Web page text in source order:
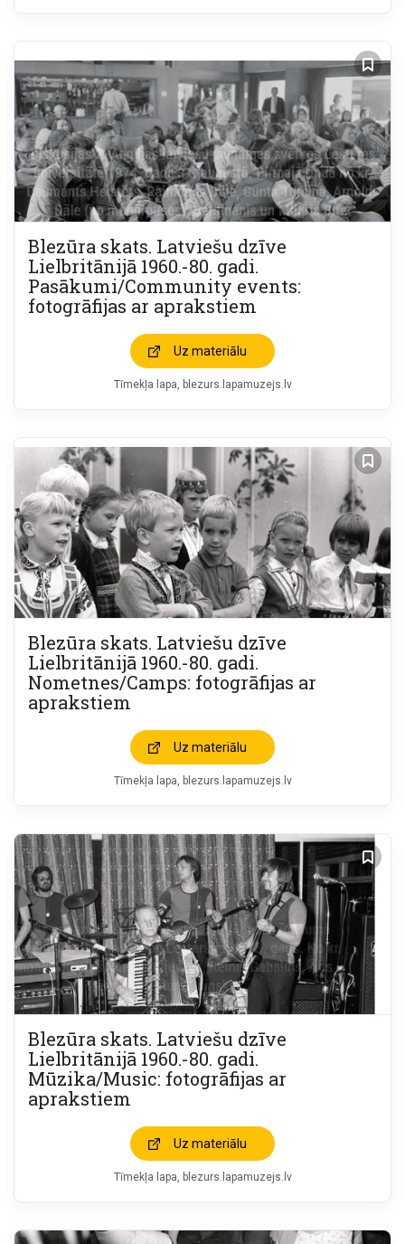
Blezūra skats. Latviešu dzīve
Lielbritānijā 1960.-80. gadi.
Pasākumi/Community events:
fotogrāfijas ar aprakstiem
Uz materiālu
Tīmekļa lapa blezurs.lapamuzejs.lv
Blezūra skats. Latviešu dzīve
Lielbritānijā 1960.-80. gadi.
Nometnes/Camps: fotogrāfijas ar
aprakstiem
Uz materiālu
Tīmekļa lapa blezurs.lapamuzejs.lv
Blezūra skats. Latviešu dzīve
Lielbritānijā 1960.-80. gadi.
Mūzika/Music: fotogrāfijas ar
aprakstiem
Uz materiālu
Tīmekļa lapa blezurs.lapamuzejs.lv